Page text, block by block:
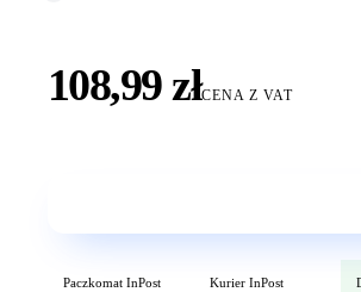
108,99 złCENA Z VAT
Paczkomat InPost Kurier InPost